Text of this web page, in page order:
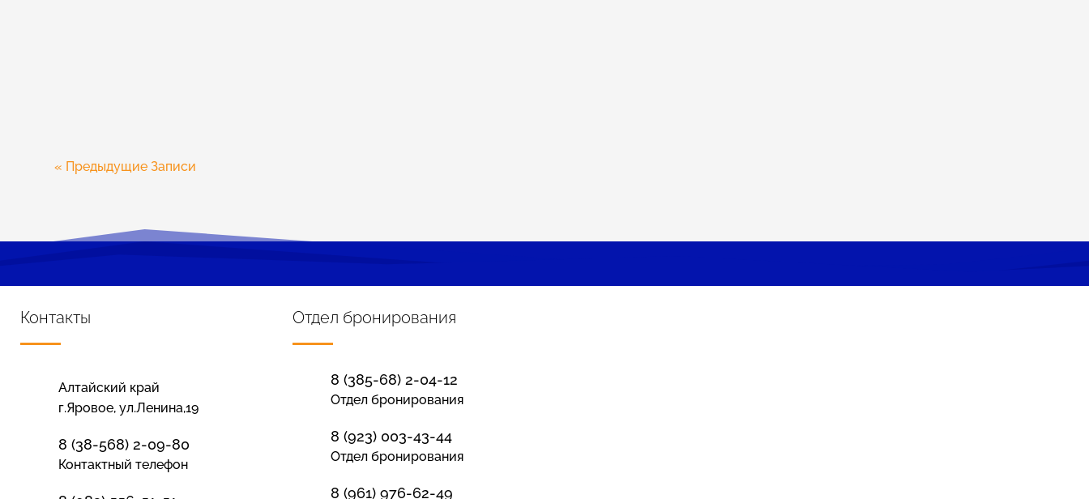
« Предыдущие Записи
Контакты
Алтайский край
г.Яровое, ул.Ленина,19
8 (38-568) 2-09-80
Контактный телефон
Отдел бронирования
8 (385-68) 2-04-12
Отдел бронирования
8 (923) 003-43-44
Отдел бронирования
8 (961) 976-62-49